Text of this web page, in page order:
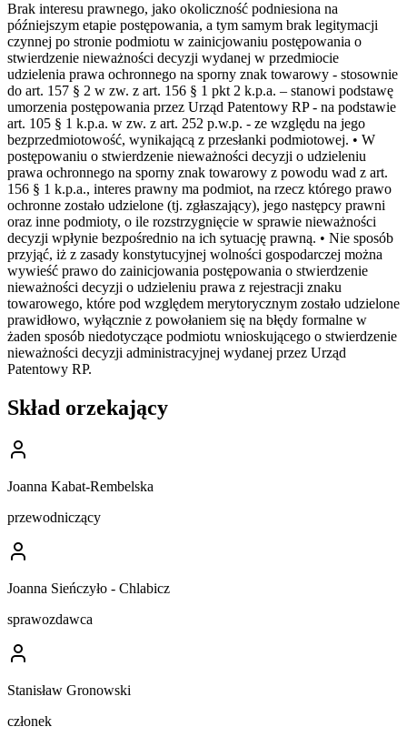
Brak interesu prawnego, jako okoliczność podniesiona na
późniejszym etapie postępowania, a tym samym brak legitymacji
czynnej po stronie podmiotu w zainicjowaniu postępowania o
stwierdzenie nieważności decyzji wydanej w przedmiocie
udzielenia prawa ochronnego na sporny znak towarowy - stosownie
do art. 157 § 2 w zw. z art. 156 § 1 pkt 2 k.p.a. – stanowi podstawę
umorzenia postępowania przez Urząd Patentowy RP - na podstawie
art. 105 § 1 k.p.a. w zw. z art. 252 p.w.p. - ze względu na jego
bezprzedmiotowość, wynikającą z przesłanki podmiotowej. • W
postępowaniu o stwierdzenie nieważności decyzji o udzieleniu
prawa ochronnego na sporny znak towarowy z powodu wad z art.
156 § 1 k.p.a., interes prawny ma podmiot, na rzecz którego prawo
ochronne zostało udzielone (tj. zgłaszający), jego następcy prawni
oraz inne podmioty, o ile rozstrzygnięcie w sprawie nieważności
decyzji wpłynie bezpośrednio na ich sytuację prawną. • Nie sposób
przyjąć, iż z zasady konstytucyjnej wolności gospodarczej można
wywieść prawo do zainicjowania postępowania o stwierdzenie
nieważności decyzji o udzieleniu prawa z rejestracji znaku
towarowego, które pod względem merytorycznym zostało udzielone
prawidłowo, wyłącznie z powołaniem się na błędy formalne w
żaden sposób niedotyczące podmiotu wnioskującego o stwierdzenie
nieważności decyzji administracyjnej wydanej przez Urząd
Patentowy RP.
Skład orzekający
Joanna Kabat-Rembelska
przewodniczący
Joanna Sieńczyło - Chlabicz
sprawozdawca
Stanisław Gronowski
członek